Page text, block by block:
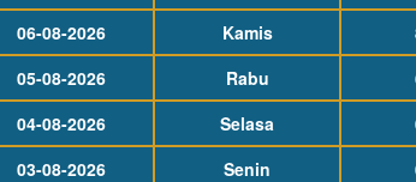
06-08-2026
Kamis
05-08-2026
Rabu
04-08-2026
Selasa
03-08-2026
Senin